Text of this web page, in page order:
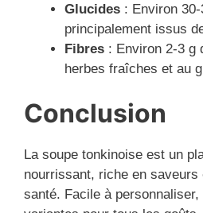
Glucides : Environ
principalement issus
Fibres : Environ 2-3 g
herbes fraîches et au
Conclusion
La soupe tonkinoise est un
nourrissant, riche en
santé. Facile à